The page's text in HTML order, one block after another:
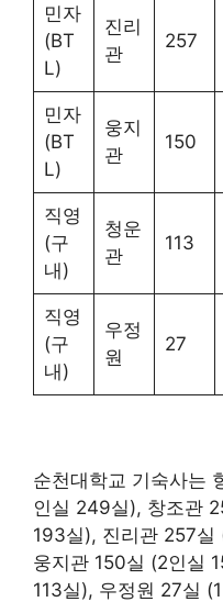
민자
(BT
L)
진리
관
257
민자
(BT
L)
웅지
관
150
직영
(구
내)
청운
관
113
직영
(구
내)
우정
원
27
순천대학교 기숙사는
인실 249실), 창조관
193실), 진리관 257
웅지관 150실 (2인실
113실), 우정원 27실